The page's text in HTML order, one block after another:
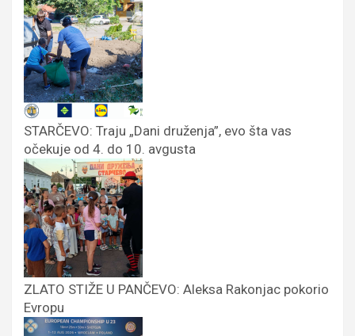
STARČEVO: Traju „Dani druženja”, evo šta vas
očekuje od 4. do 10. avgusta
ZLATO STIŽE U PANČEVO: Aleksa Rakonjac pokorio
Evropu